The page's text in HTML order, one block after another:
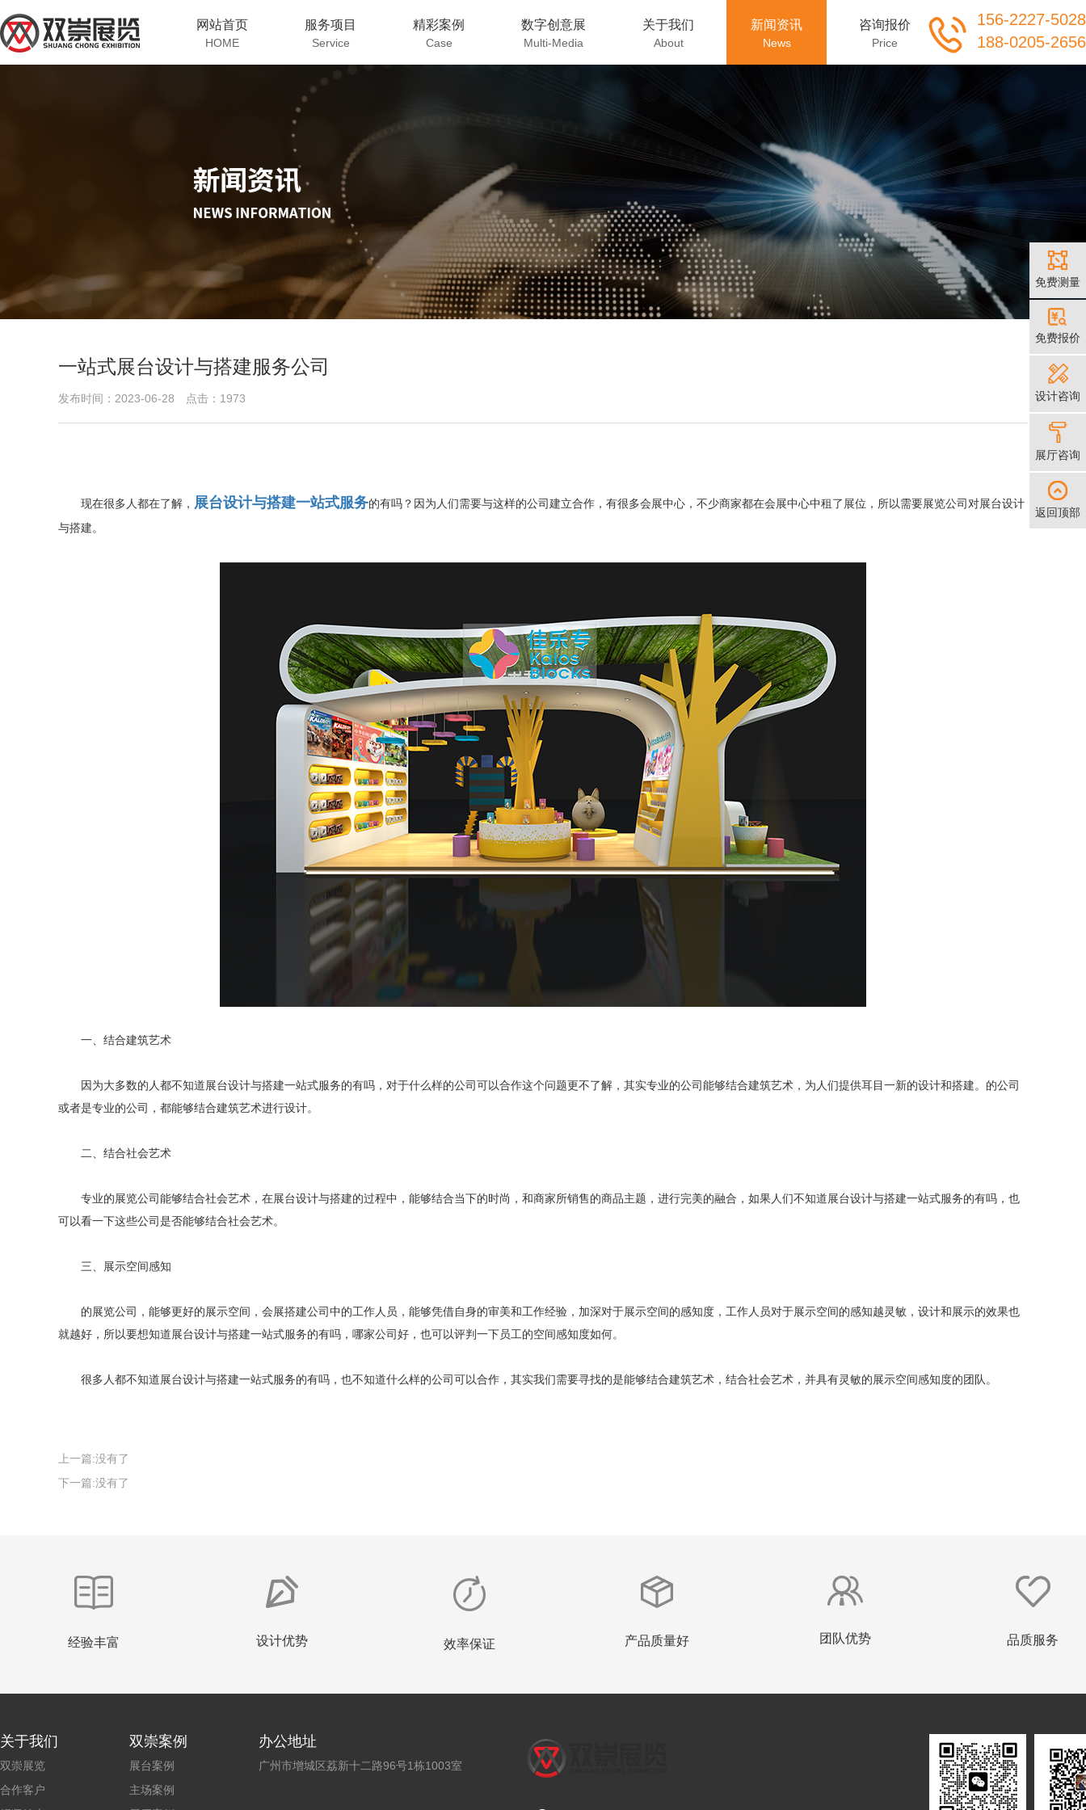
网站首页
HOME
服务项目
Service
精彩案例
Case
数字创意展
Multi-Media
关于我们
About
新闻资讯
News
咨询报价
Price
156-2227-5028
188-0205-2656
一站式展台设计与搭建服务公司
发布时间：2023-06-28 点击：1973
现在很多人都在了解， 展台设计与搭建一站式服务的有吗？因为人们需要与这样的公司建立合作，有很多会展中心，不少商家都在会展中心中租了展位，所以需要展览公司对展台设计
与搭建。
一、结合建筑艺术
因为大多数的人都不知道展台设计与搭建一站式服务的有吗，对于什么样的公司可以合作这个问题更不了解，其实专业的公司能够结合建筑艺术，为人们提供耳目一新的设计和搭建。的公司
或者是专业的公司，都能够结合建筑艺术进行设计。
二、结合社会艺术
专业的展览公司能够结合社会艺术，在展台设计与搭建的过程中，能够结合当下的时尚，和商家所销售的商品主题，进行完美的融合，如果人们不知道展台设计与搭建一站式服务的有吗，也
可以看一下这些公司是否能够结合社会艺术。
三、展示空间感知
的展览公司，能够更好的展示空间，会展搭建公司中的工作人员，能够凭借自身的审美和工作经验，加深对于展示空间的感知度，工作人员对于展示空间的感知越灵敏，设计和展示的效果也
就越好，所以要想知道展台设计与搭建一站式服务的有吗，哪家公司好，也可以评判一下员工的空间感知度如何。
很多人都不知道展台设计与搭建一站式服务的有吗，也不知道什么样的公司可以合作，其实我们需要寻找的是能够结合建筑艺术，结合社会艺术，并具有灵敏的展示空间感知度的团队。
上一篇:没有了
下一篇:没有了
经验丰富 设计优势 效率保证 产品质量好 团队优势 品质服务
关于我们
双崇展览
合作客户
双崇案例
展台案例
主场案例
办公地址
广州市增城区荔新十二路96号1栋1003室
免费测量
免费报价
设计咨询
展厅咨询
返回顶部